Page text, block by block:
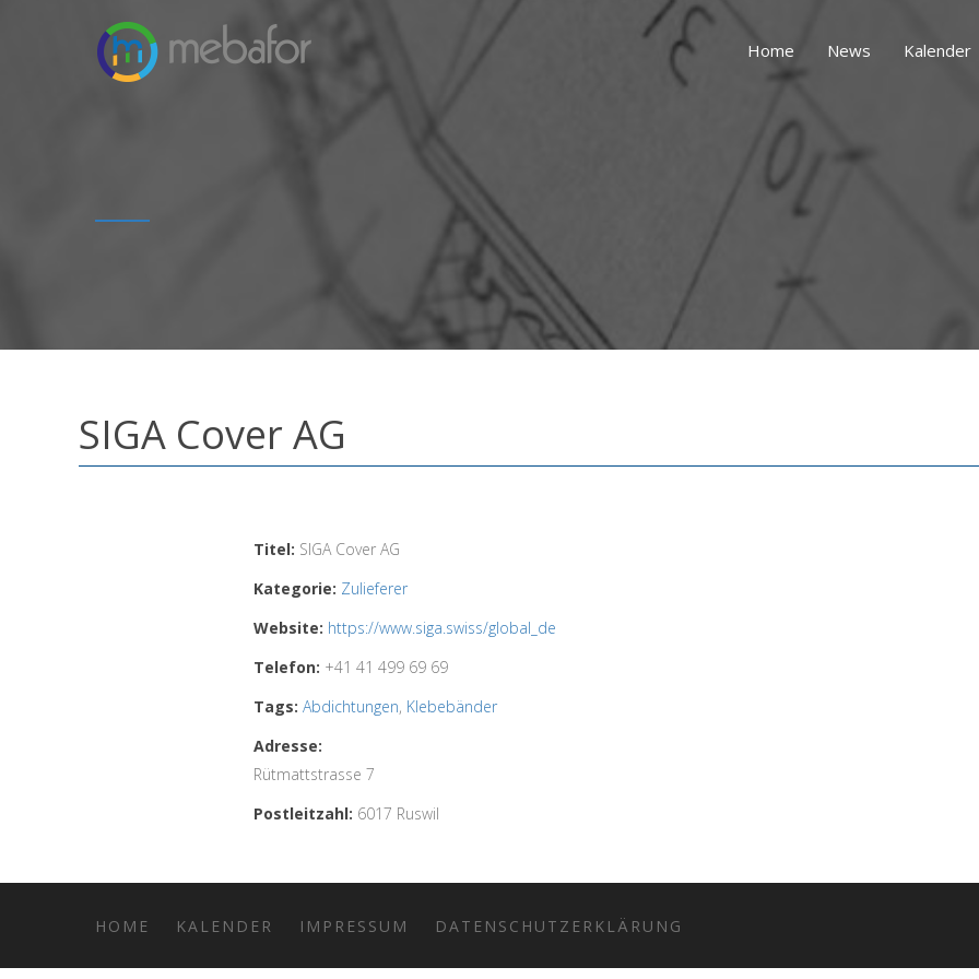
Home News Kalender
SIGA Cover AG
Titel: SIGA Cover AG
Kategorie: Zulieferer
Website: https://www.siga.swiss/global_de
Telefon: +41 41 499 69 69
Tags: Abdichtungen, Klebebänder
Adresse:
Rütmattstrasse 7
Postleitzahl: 6017 Ruswil
HOME KALENDER IMPRESSUM DATENSCHUTZERKLÄRUNG